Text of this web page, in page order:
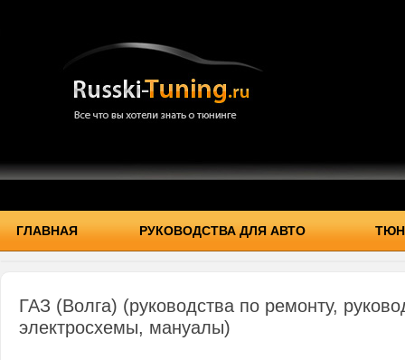
ГЛАВНАЯ РУКОВОДСТВА ДЛЯ АВТО
ГАЗ (Волга) (руководства по ремонту,
электросхемы, мануалы)